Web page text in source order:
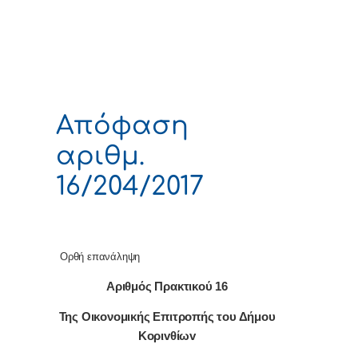
Απόφαση
αριθμ.
16/204/2017
Ορθή επανάληψη
Αριθμός Πρακτικού 16
Της Οικονομικής Επιτρoπής τoυ Δήμoυ
Κoριvθίωv